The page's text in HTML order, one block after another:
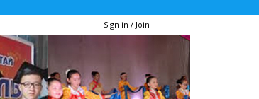
Sign in / Join